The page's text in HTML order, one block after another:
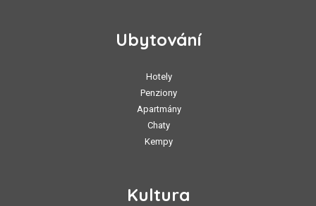
Ubytování
Hotely
Penziony
Apartmány
Chaty
Kempy
Kultura